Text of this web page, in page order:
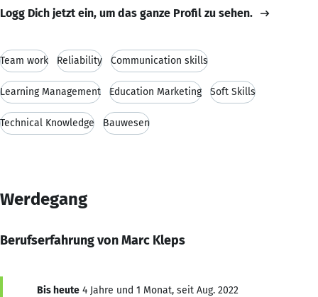
Logg Dich jetzt ein, um das ganze Profil zu sehen.
Team work Reliability Communication skills
Learning Management Education Marketing Soft Skills
Technical Knowledge Bauwesen
Werdegang
Berufserfahrung von Marc Kleps
Bis heute 4 Jahre und 1 Monat, seit Aug. 2022